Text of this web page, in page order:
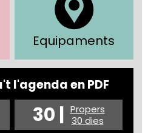
Equipaments
l'agenda en PDF
30 | Propers
30 dies